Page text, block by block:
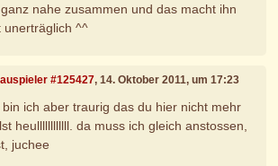
nahe zusammen und das macht ihn
unerträglich ^^
#125427, 14. Oktober 2011, um 17:23
bin ich aber traurig das du hier nicht mehr
heullllllllllll. da muss ich gleich anstossen,
juchee